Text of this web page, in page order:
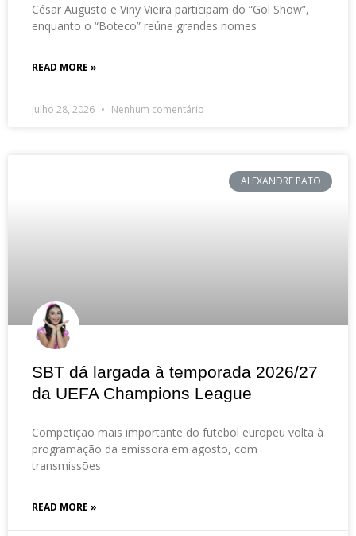
César Augusto e Viny Vieira participam do “Gol Show”,
enquanto o “Boteco” reúne grandes nomes
READ MORE »
julho 28, 2026 Nenhum comentário
ALEXANDRE PATO
SBT dá largada à temporada 2026/27
da UEFA Champions League
Competição mais importante do futebol europeu volta à
programação da emissora em agosto, com
transmissões
READ MORE »